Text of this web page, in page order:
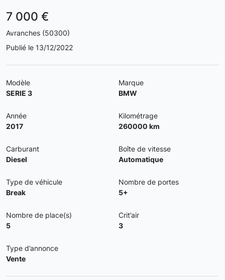
7 000 €
Avranches (50300)
Publié le 13/12/2022
Modèle
SERIE 3
Marque
BMW
Année
2017
Kilométrage
260000 km
Carburant
Diesel
Boîte de vitesse
Automatique
Type de véhicule
Break
Nombre de portes
5+
Nombre de place(s)
5
Crit’air
3
Type d’annonce
Vente